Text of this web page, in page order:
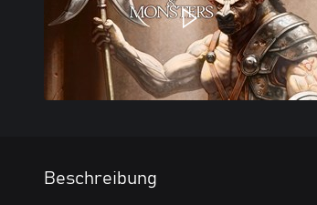
Beschreibung